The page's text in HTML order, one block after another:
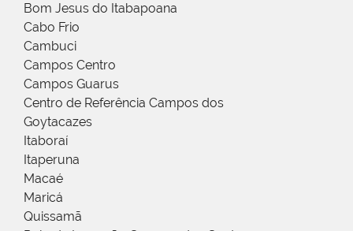
Bom Jesus do Itabapoana
Cabo Frio
Cambuci
Campos Centro
Campos Guarus
Centro de Referência Campos dos
Goytacazes
Itaboraí
Itaperuna
Macaé
Maricá
Quissamã